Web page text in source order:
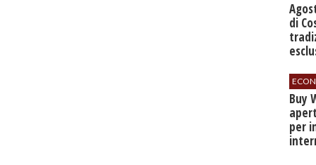
di
Buy
per